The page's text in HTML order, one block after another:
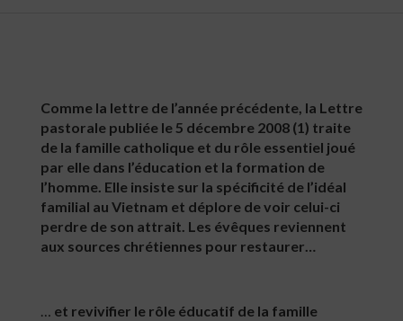
Comme la lettre de l’année précédente, la Lettre
pastorale publiée le 5 décembre 2008 (1) traite
de la famille catholique et du rôle essentiel joué
par elle dans l’éducation et la formation de
l’homme. Elle insiste sur la spécificité de l’idéal
familial au Vietnam et déplore de voir celui-ci
perdre de son attrait. Les évêques reviennent
aux sources chrétiennes pour restaurer…
… et revivifier le rôle éducatif de la famille